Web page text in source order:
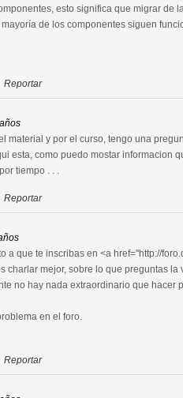
esto significa que migrar de
de los componentes siguen
Reportar
material y por el curso, tengo una
esta, como puedo mostar informacion
tiempo . . .
Reportar
a que te inscribas en <a href="http://
charlar mejor, sobre lo que preguntas la
no hay nada extraordinario que hacer
en el foro.
Reportar